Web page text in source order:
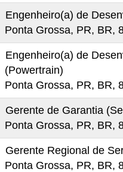
Engenheiro(a) de
Ponta Grossa, PR, BR,
Engenheiro(a) de
(Powertrain)
Ponta Grossa, PR, BR,
Gerente de Garantia
Ponta Grossa, PR, BR,
Gerente Regional de
Ponta Grossa, PR, BR,